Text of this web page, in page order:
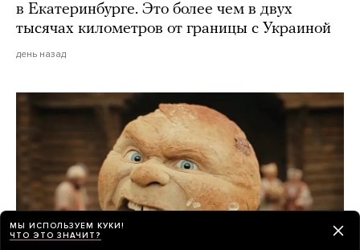
в Екатеринбурге. Это более чем в двух
тысячах километров от границы с Украиной
день назад
МЫ ИСПОЛЬЗУЕМ КУКИ!
ЧТО ЭТО ЗНАЧИТ?